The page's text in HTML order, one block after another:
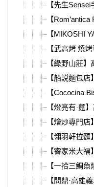
【先生
【
【MIKOSHI
【武高烤 燒
【綠野山莊
【船説麵包
【Cococina
【燈亮有·麵
【燴炒專門
【翎羽軒拉
【睿家米大
【一拾三鯛
【問鼎·高雄